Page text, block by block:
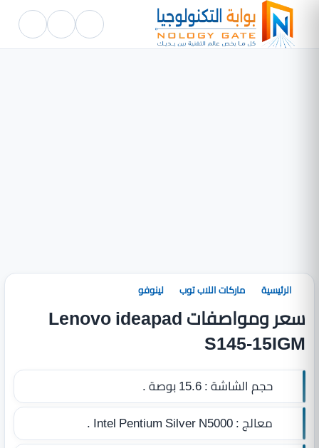
الرئيسية ماركات اللاب توب لينوفو
سعر ومواصفات Lenovo ideapad
S145-15IGM
حجم الشاشة :15.6 بوصة .
معالج :Intel Pentium Silver N5000 .